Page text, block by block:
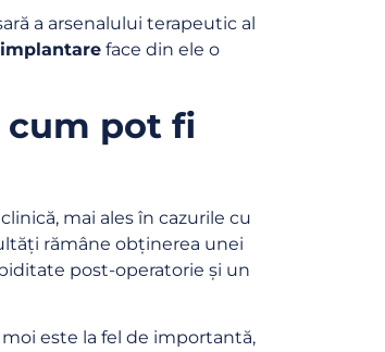
a arsenalului terapeutic al
face din ele o
pot fi
mai ales în cazurile cu
rămâne obținerea unei
post-operatorie și un
este la fel de importantă,